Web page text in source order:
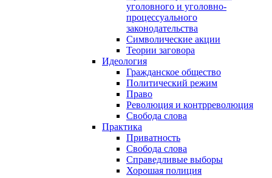
уголовного и уголовно-
процессуального
законодательства
Символические акции
Теории заговора
Идеология
Гражданское общество
Политический режим
Право
Революция и контрреволюция
Свобода слова
Практика
Приватность
Свобода слова
Справедливые выборы
Хорошая полиция